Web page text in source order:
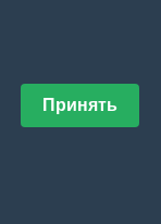
Принять